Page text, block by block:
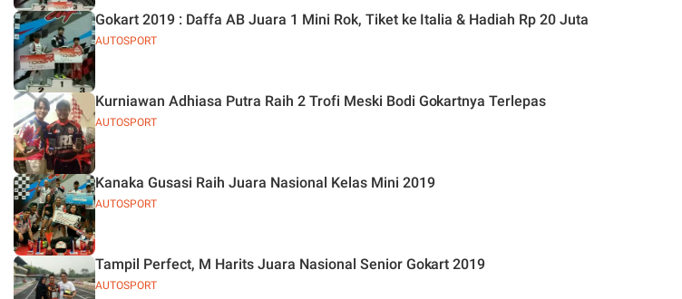
AUTOSPORT
Gokart 2019 : Daffa AB Juara 1 Mini Rok, Tiket ke Italia & Hadiah Rp 20 Juta
AUTOSPORT
Kurniawan Adhiasa Putra Raih 2 Trofi Meski Bodi Gokartnya Terlepas
AUTOSPORT
Kanaka Gusasi Raih Juara Nasional Kelas Mini 2019
AUTOSPORT
Tampil Perfect, M Harits Juara Nasional Senior Gokart 2019